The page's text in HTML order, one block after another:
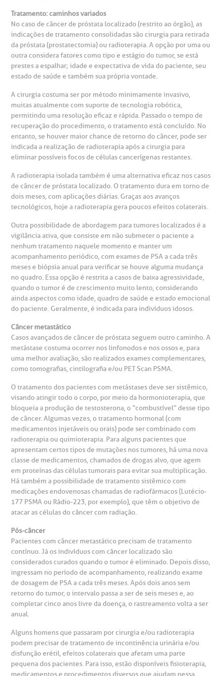
BP Mirante
Saiba mais
Endereço:
R. Martiniano de Carvalho, 965
CEP: 01323-001 | Bela Vista
São Paulo - SP
Clínica Medicina da Mulher
Saiba mais
R. Colômbia, 332
CEP: 01438-000 | Jardim Paulista
São Paulo - SP
social
a BP
Conosco
de Benchmarking
de Bioética
Teleinterconsulta
de orçamento particular
de veracidade de atestado
atendimento
Cirurgia
frequentes
de Sangue
de órgãos
de cuidado
e perdidos
Tratamento: caminhos variados
No caso de câncer de próstata localizado (restrito ao órgão), as
indicações de tratamento consolidadas são cirurgia para retirada
da próstata (prostatectomia) ou radioterapia. A opção por uma ou
outra considera fatores como tipo e estágio do tumor, se está
prestes a espalhar; idade e expectativa de vida do paciente, seu
estado de saúde e também sua própria vontade.
A cirurgia costuma ser por método minimamente invasivo,
muitas atualmente com suporte de tecnologia robótica,
permitindo uma resolução eficaz e rápida. Passado o tempo de
recuperação do procedimento, o tratamento está concluído. No
entanto, se houver maior chance de retorno do câncer, pode ser
indicada a realização de radioterapia após a cirurgia para
eliminar possíveis focos de células cancerígenas restantes.
A radioterapia isolada também é uma alternativa eficaz nos casos
de câncer de próstata localizado. O tratamento dura em torno de
dois meses, com aplicações diárias. Graças aos avanços
tecnológicos, hoje a radioterapia gera poucos efeitos colaterais.
Outra possibilidade de abordagem para tumores localizados é a
vigilância ativa, que consiste em não submeter o paciente a
nenhum tratamento naquele momento e manter um
acompanhamento periódico, com exames de PSA a cada três
meses e biópsia anual para verificar se houve alguma mudança
no quadro. Essa opção é restrita a casos de baixa agressividade,
quando o tumor é de crescimento muito lento, considerando
ainda aspectos como idade, quadro de saúde e estado emocional
do paciente. Geralmente, é indicada para indivíduos idosos.
Câncer metastático
Casos avançados de câncer de próstata seguem outro caminho. A
metástase costuma ocorrer nos linfonodos e nos ossos e, para
uma melhor avaliação, são realizados exames complementares,
como tomografias, cintilografia e/ou PET Scan PSMA.
O tratamento dos pacientes com metástases deve ser sistêmico,
visando atingir todo o corpo, por meio da hormonioterapia, que
bloqueia a produção de testosterona, o “combustível” desse tipo
de câncer. Algumas vezes, o tratamento hormonal (com
medicamentos injetáveis ou orais) pode ser combinado com
radioterapia ou quimioterapia. Para alguns pacientes que
apresentam certos tipos de mutações nos tumores, há uma nova
classe de medicamentos, chamados de drogas alvo, que agem
em proteínas das células tumorais para evitar sua multiplicação.
Há também a possibilidade de tratamento sistêmico com
medicações endovenosas chamadas de radiofármacos (Lutécio-
177 PSMA ou Rádio-223, por exemplo), que têm o objetivo de
atacar as células do câncer com radiação.
Pós-câncer
Pacientes com câncer metastático precisam de tratamento
contínuo. Já os indivíduos com câncer localizado são
considerados curados quando o tumor é eliminado. Depois disso,
ingressam no período de acompanhamento, realizando exame
de dosagem de PSA a cada três meses. Após dois anos sem
retorno do tumor, o intervalo passa a ser de seis meses e, ao
completar cinco anos livre da doença, o rastreamento volta a ser
anual.
Alguns homens que passaram por cirurgia e/ou radioterapia
podem precisar de tratamento de incontinência urinária e/ou
disfunção erétil, efeitos colaterais que afetam uma parte
pequena dos pacientes. Para isso, estão disponíveis fisioterapia,
medicamentos e procedimentos diversos que ajudam nessa